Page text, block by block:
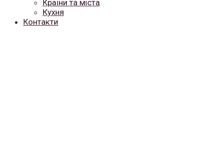
Країни та міста
Кухня
Контакти